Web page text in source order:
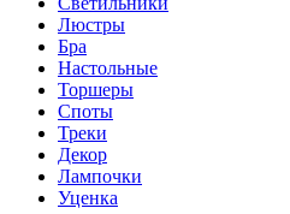
Люстры
Бра
Настольные
Торшеры
Споты
Треки
Декор
Лампочки
Уценка